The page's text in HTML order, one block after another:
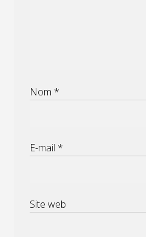
Nom *
E-mail *
Site web